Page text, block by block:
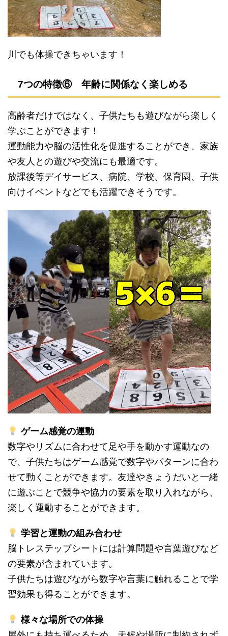
川でも体操できちゃいます！
7つの特徴⑥ 年齢に関係なく楽しめる
高齢者だけではなく、子供たちも遊びながら楽しく
学ぶことができます！
運動能力や脳の活性化を促進することができ、家族
や友人との遊びや交流にも最適です。
放課後等デイサービス、病院、学校、保育園、子供
向けイベントなどでも活躍できそうです。
ゲーム感覚の運動
数字やリズムに合わせて足や手を動かす運動なの
で、子供たちはゲーム感覚で数字やパターンに合わ
せて動くことができます。友達やきょうだいと一緒
に遊ぶことで競争や協力の要素を取り入れながら、
楽しく運動することができます。
学習と運動の組み合わせ
脳トレステップシートには計算問題や言葉遊びなど
の要素が含まれています。
子供たちは遊びながら数字や言葉に触れることで学
習効果も得ることができます。
様々な場所での体操